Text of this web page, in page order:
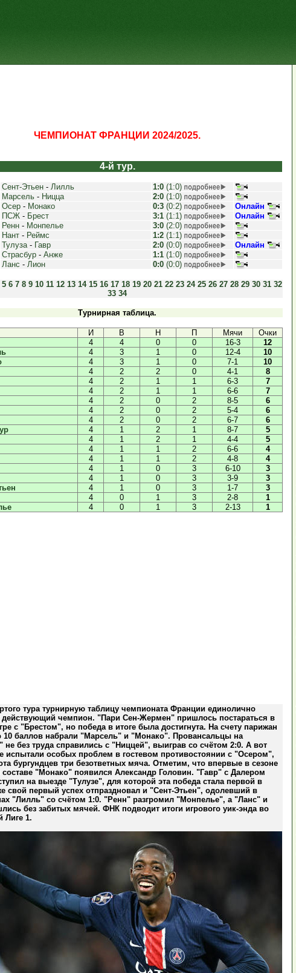
ЧЕМПИОНАТ ФРАНЦИИ 2024/2025.
4-й тур.
Сент-Этьен - Лилль 1:0 (1:0)
Марсель - Ницца 2:0 (1:0)
Осер - Монако 0:3 (0:2)
Онлайн
ПСЖ - Брест 3:1 (1:1)
Онлайн
Ренн - Монпелье 3:0 (2:0)
Нант - Реймс 1:2 (1:1)
Тулуза- Гавр 2:0 (0:0)
Онлайн
Страсбур - Анже 1:1 (1:0)
Ланс - Лион 0:0 (0:0)
5 6 7 8 9 10 11 12 13 14 15 16 17 18 19 20 21 22 23 24 25 26 27 28 29 30 31 32
33 34
Турнирная таблица.
И В Н П Мячи
Очки
4 4 0 0 16-3
12
4 3 1 0 12-4
10
4 3 1 0 7-1
10
4 2 2 0 4-1
8
4 2 1 1 6-3
7
4 2 1 1 6-6
7
4 2 0 2 8-5
6
4 2 0 2 5-4
6
4 2 0 2 6-7
6
4 1 2 1 8-7
5
4 1 2 1 4-4
5
4 1 1 2 6-6
4
4 1 1 2 4-8
4
4 1 0 3 6-10
3
4 1 0 3 3-9
3
4 1 0 3 1-7
3
4 0 1 3 2-8
1
4 0 1 3 2-13 1
тура турнирную таблицу чемпионата Франции единолично
действующий чемпион. "Пари Сен-Жермен" пришлось постараться в
с "Брестом", но победа в итоге была достигнута. На счету парижан
10 баллов набрали "Марсель" и "Монако". Провансальцы на
без труда справились с "Ниццей", выиграв со счётом 2:0. А вот
испытали особых проблем в гостевом противостоянии с "Осером",
бургундцев три безответных мяча. Отметим, что впервые в сезоне
составе "Монако" появился Александр Головин. "Гавр" с Далером
на выезде "Тулузе", для которой эта победа стала первой в
свой первый успех отпраздновал и "Сент-Этьен", одолевший в
"Лилль" со счётом 1:0. "Ренн" разгромил "Монпелье", а "Ланс" и
без забитых мячей. ФНК подводит итоги игрового уик-энда во
Лиге 1.